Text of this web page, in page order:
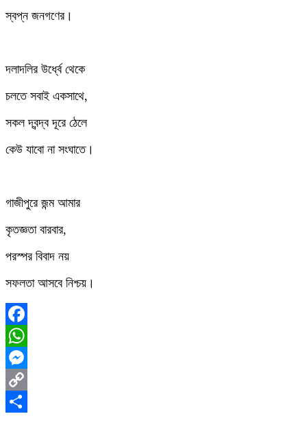
স্বপ্ন জনগণের।
দলাদলির উর্ধ্বে থেকে
চলতে সবাই একসাথে,
সকল দ্বন্দ্ব দূরে ঠেলে
কেউ যাবো না সংঘাতে।
গাজীপুরে জন্ম আমার
কৃতজ্ঞতা বারবার,
পরস্পর বিবাদ নয়
সফলতা আসবে নিশ্চয়।
Facebook
WhatsApp
Messenger
Copy